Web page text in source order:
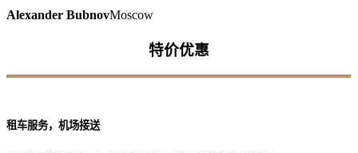
Alexander BubnovMoscow
特价优惠
租车服务，机场接送